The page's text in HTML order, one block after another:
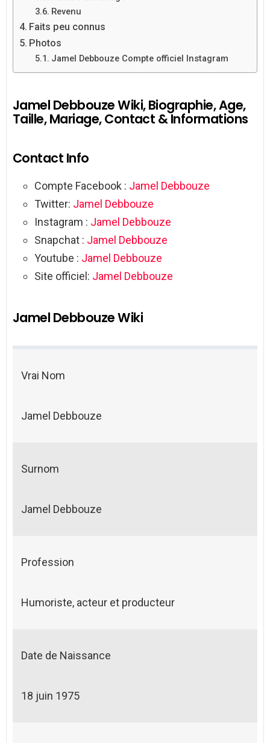
Revenu
Faits peu connus
Photos
Jamel Debbouze Compte officiel Instagram
Jamel Debbouze Wiki, Biographie, Age,
Taille, Mariage, Contact & Informations
Contact Info
Compte Facebook : Jamel Debbouze
Twitter: Jamel Debbouze
Instagram : Jamel Debbouze
Snapchat : Jamel Debbouze
Youtube : Jamel Debbouze
Site officiel: Jamel Debbouze
Jamel Debbouze Wiki
Vrai Nom
Jamel Debbouze
Surnom
Jamel Debbouze
Profession
Humoriste, acteur et producteur
Date de Naissance
18 juin 1975